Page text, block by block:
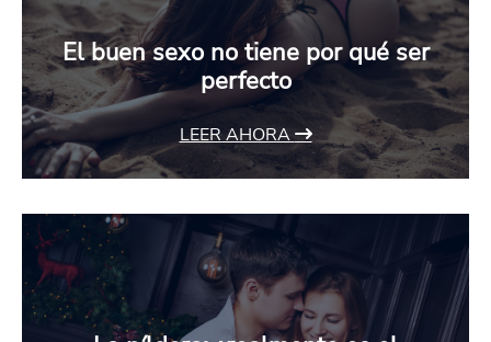
El buen sexo no tiene por qué ser
perfecto
LEER AHORA